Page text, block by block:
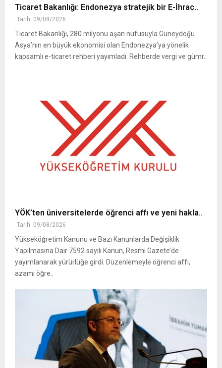
Ticaret Bakanlığı: Endonezya stratejik bir E-İhrac..
Tarih: 09/08/2026
Ticaret Bakanlığı, 280 milyonu aşan nüfusuyla Güneydoğu
Asya’nın en büyük ekonomisi olan Endonezya’ya yönelik
kapsamlı e-ticaret rehberi yayımladı. Rehberde vergi ve gümr..
YÖK’ten üniversitelerde öğrenci affı ve yeni hakla..
Tarih: 09/08/2026
Yükseköğretim Kanunu ve Bazı Kanunlarda Değişiklik
Yapılmasına Dair 7592 sayılı Kanun, Resmi Gazete’de
yayımlanarak yürürlüğe girdi. Düzenlemeyle öğrenci affı,
azami öğre..